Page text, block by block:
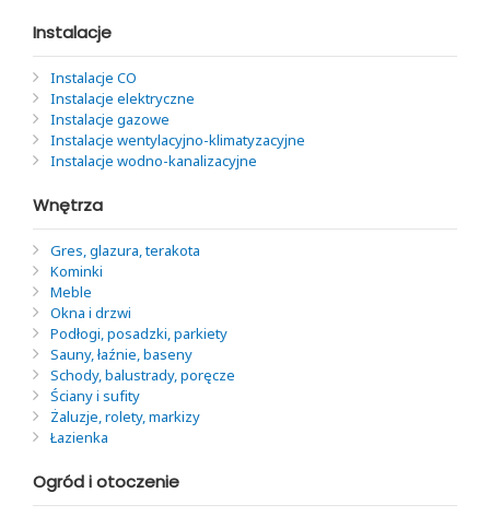
Instalacje
Instalacje CO
Instalacje elektryczne
Instalacje gazowe
Instalacje wentylacyjno-klimatyzacyjne
Instalacje wodno-kanalizacyjne
Wnętrza
Gres, glazura, terakota
Kominki
Meble
Okna i drzwi
Podłogi, posadzki, parkiety
Sauny, łaźnie, baseny
Schody, balustrady, poręcze
Ściany i sufity
Żaluzje, rolety, markizy
Łazienka
Ogród i otoczenie